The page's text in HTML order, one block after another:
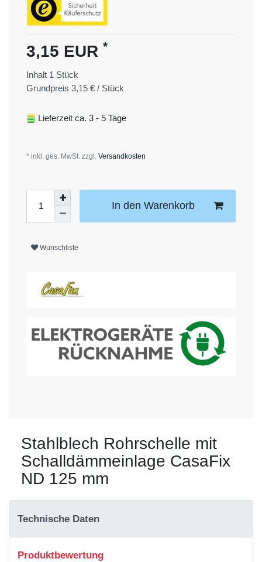
3,15 EUR *
Inhalt 1 Stück
Grundpreis 3,15 € / Stück
Lieferzeit ca. 3 - 5 Tage
* inkl. ges. MwSt. zzgl. Versandkosten
In den Warenkorb
Wunschliste
Stahlblech Rohrschelle mit
Schalldämmeinlage CasaFix
ND 125 mm
Technische Daten
Produktbewertung